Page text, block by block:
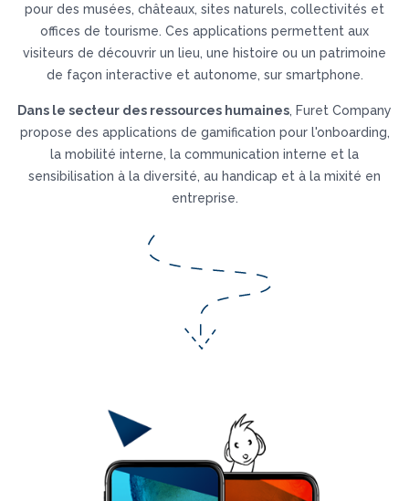
pour des musées, châteaux, sites naturels, collectivités et
offices de tourisme. Ces applications permettent aux
visiteurs de découvrir un lieu, une histoire ou un patrimoine
de façon interactive et autonome, sur smartphone.
Dans le secteur des ressources humaines, Furet Company
propose des applications de gamification pour l'onboarding,
la mobilité interne, la communication interne et la
sensibilisation à la diversité, au handicap et à la mixité en
entreprise.